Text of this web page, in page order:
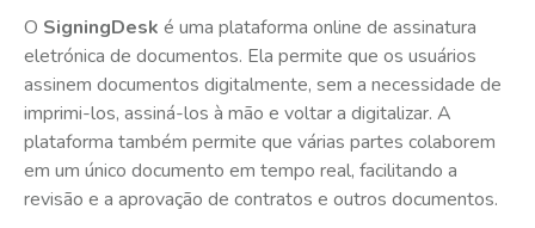
O SigningDesk é uma plataforma online de assinatura
eletrónica de documentos. Ela permite que os usuários
assinem documentos digitalmente, sem a necessidade de
imprimi-los, assiná-los à mão e voltar a digitalizar. A
plataforma também permite que várias partes colaborem
em um único documento em tempo real, facilitando a
revisão e a aprovação de contratos e outros documentos.